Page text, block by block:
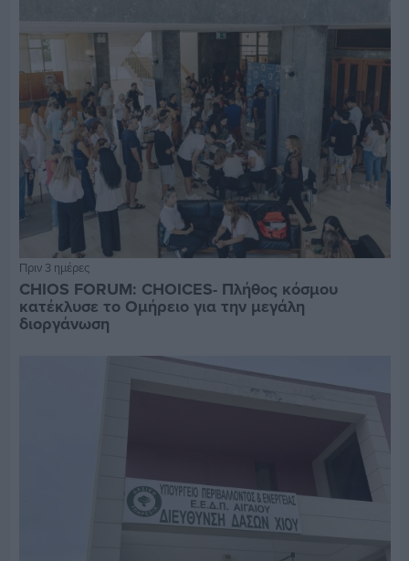
Πριν 3 ημέρες
CHIOS FORUM: CHOICES- Πλήθος κόσμου
κατέκλυσε το Ομήρειο για την μεγάλη
διοργάνωση